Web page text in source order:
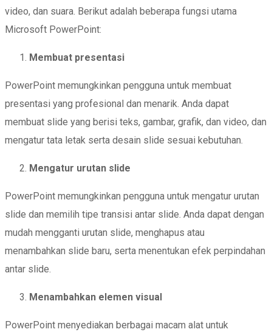
video, dan suara. Berikut adalah beberapa fungsi utama
Microsoft PowerPoint:
Membuat presentasi
PowerPoint memungkinkan pengguna untuk membuat
presentasi yang profesional dan menarik. Anda dapat
membuat slide yang berisi teks, gambar, grafik, dan video, dan
mengatur tata letak serta desain slide sesuai kebutuhan.
Mengatur urutan slide
PowerPoint memungkinkan pengguna untuk mengatur urutan
slide dan memilih tipe transisi antar slide. Anda dapat dengan
mudah mengganti urutan slide, menghapus atau
menambahkan slide baru, serta menentukan efek perpindahan
antar slide.
Menambahkan elemen visual
PowerPoint menyediakan berbagai macam alat untuk